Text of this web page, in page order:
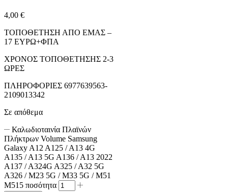
4,00 €
ΤΟΠΟΘΕΤΗΣΗ ΑΠΟ ΕΜΑΣ –
17 ΕΥΡΩ+ΦΠΑ
ΧΡΟΝΟΣ ΤΟΠΟΘΕΤΗΣΗΣ 2-3
ΩΡΕΣ
ΠΛΗΡΟΦΟΡΙΕΣ 6977639563-
2109013342
Σε απόθεμα
Καλωδιοταινία Πλαϊνών
Πλήκτρων Volume Samsung
Galaxy A12 A125 / A13 4G
A135 / A13 5G A136 / A13 2022
A137 / A324G A325 / A32 5G
A326 / M23 5G / M33 5G / M51
M515 ποσότητα